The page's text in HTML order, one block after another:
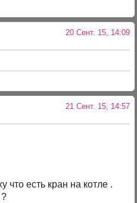
20 Сент. 15, 14:09
21 Сент. 15, 14:57
что есть кран на котле .